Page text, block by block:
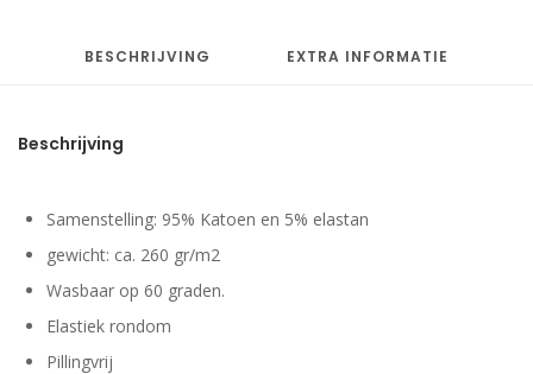
BESCHRIJVING EXTRA INFORMATIE
Beschrijving
Samenstelling: 95% Katoen en 5% elastan
gewicht: ca. 260 gr/m2
Wasbaar op 60 graden.
Elastiek rondom
Pillingvrij